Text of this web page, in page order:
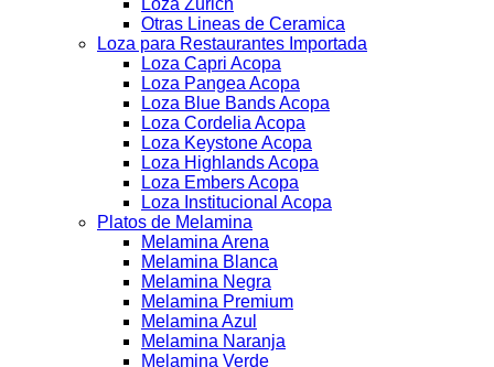
Loza Zurich
Otras Lineas de Ceramica
Loza para Restaurantes Importada
Loza Capri Acopa
Loza Pangea Acopa
Loza Blue Bands Acopa
Loza Cordelia Acopa
Loza Keystone Acopa
Loza Highlands Acopa
Loza Embers Acopa
Loza Institucional Acopa
Platos de Melamina
Melamina Arena
Melamina Blanca
Melamina Negra
Melamina Premium
Melamina Azul
Melamina Naranja
Melamina Verde